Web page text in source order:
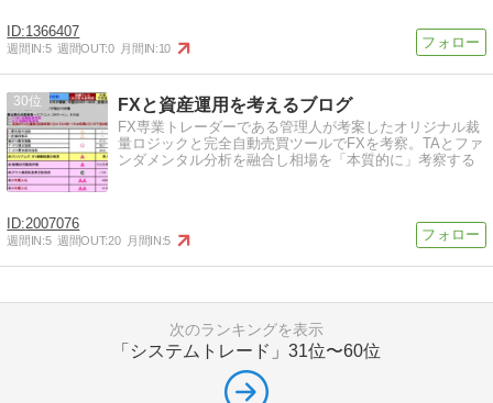
1366407
週間IN:5 週間OUT:0 月間IN:10
30 FXと資産運用を考えるブログ
FX専業トレーダーである管理人が考案したオリジナル裁
量ロジックと完全自動売買ツールでFXを考察。TAとファ
ンダメンタル分析を融合し相場を「本質的に」考察する
2007076
週間IN:5 週間OUT:20 月間IN:5
次のランキングを表示
「システムトレード」 31位〜60位